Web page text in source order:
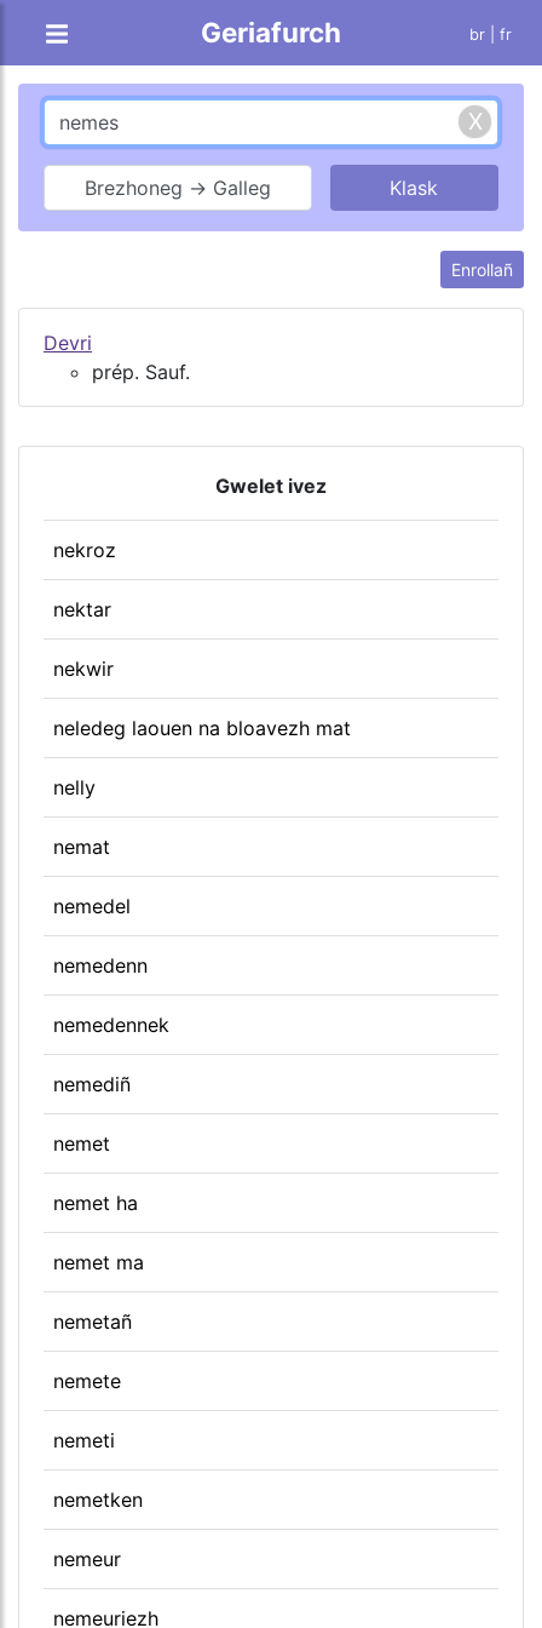
Geriafurch br | fr
Brezhoneg → Galleg
Enrollañ
Devri
prép. Sauf.
Gwelet ivez
nekroz
nektar
nekwir
neledeg laouen na bloavezh mat
nelly
nemat
nemedel
nemedenn
nemedennek
nemediñ
nemet
nemet ha
nemet ma
nemetañ
nemete
nemeti
nemetken
nemeur
nemeuriezh